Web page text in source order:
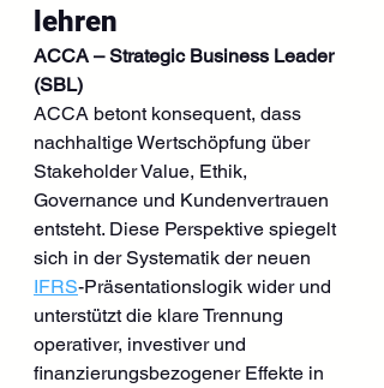
lehren
ACCA – Strategic Business Leader
(SBL)
ACCA betont konsequent, dass
nachhaltige Wertschöpfung über
Stakeholder Value, Ethik,
Governance und Kundenvertrauen
entsteht. Diese Perspektive spiegelt
sich in der Systematik der neuen
IFRS-Präsentationslogik wider und
unterstützt die klare Trennung
operativer, investiver und
finanzierungsbezogener Effekte in